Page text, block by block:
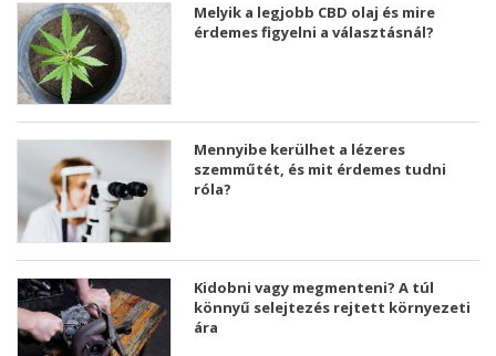
Melyik a legjobb CBD olaj és mire
érdemes figyelni a választásnál?
Mennyibe kerülhet a lézeres
szemműtét, és mit érdemes tudni
róla?
Kidobni vagy megmenteni? A túl
könnyű selejtezés rejtett környezeti
ára